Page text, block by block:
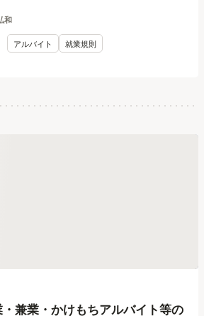
和
アルバイト 就業規則
兼業・かけもちアルバイト等の